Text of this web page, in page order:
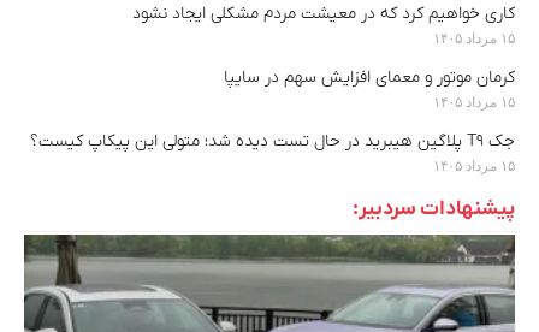
کاری خواهیم کرد که در معیشت مردم مشکلی ایجاد نشود
۱۵ مرداد ۱۴۰۵
کرمان موتور و معمای افزایش سهم در سایپا
۱۵ مرداد ۱۴۰۵
جک T9 پلاگین هیبرید در حال تست دیده شد؛ متولی این پیکاپ کیست؟
۱۵ مرداد ۱۴۰۵
پیشنهادات سردبیر: